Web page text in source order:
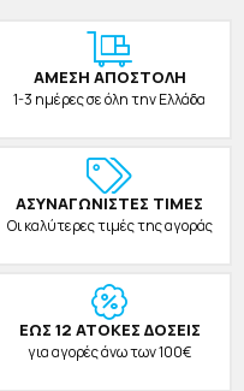
ΑΜΕΣΗ ΑΠΟΣΤΟΛΗ
1-3 ημέρες σε όλη την Ελλάδα
ΑΣΥΝΑΓΩΝΙΣΤΕΣ ΤΙΜΕΣ
Οι καλύτερες τιμές της αγοράς
ΕΩΣ 12 ΑΤΟΚΕΣ ΔΟΣΕΙΣ
για αγορές άνω των 100€